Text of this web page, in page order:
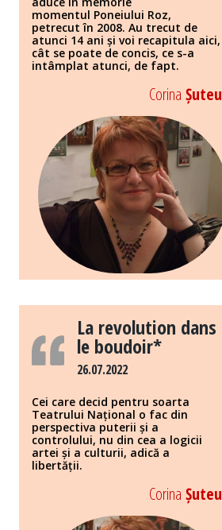
momentul Poneiului Roz,
petrecut în 2008. Au trecut de
atunci 14 ani și voi recapitula aici,
cât se poate de concis, ce s-a
intâmplat atunci, de fapt.
Corina Șuteu
La revolution dans
le boudoir*
26.07.2022
Cei care decid pentru soarta
Teatrului Național o fac din
perspectiva puterii și a
controlului, nu din cea a logicii
artei și a culturii, adică a
libertății.
Corina Șuteu